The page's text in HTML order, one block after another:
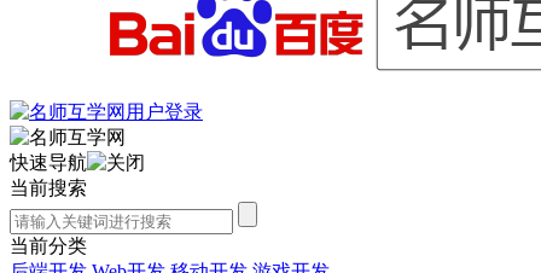
快速导航
当前搜索
当前分类